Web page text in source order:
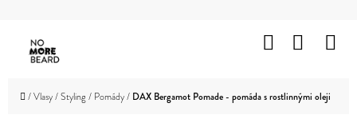
obsah
Hledat
Domů
/Vlasy/Styling / Pomády/ DAX Bergamot Pomade - pomáda s rostlinnými oleji
Zpět
Zpět
C